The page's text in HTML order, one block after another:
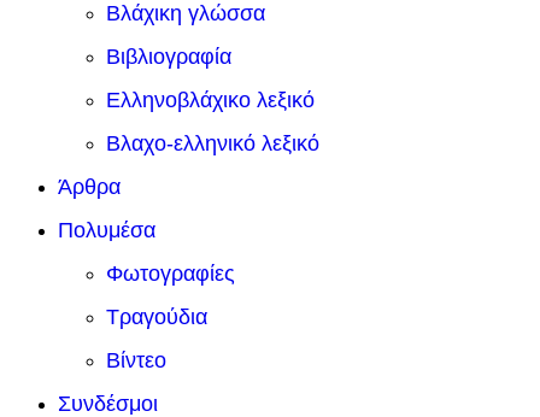
Βλάχικη γλώσσα
Βιβλιογραφία
Ελληνοβλάχικο λεξικό
Βλαχο-ελληνικό λεξικό
Άρθρα
Πολυμέσα
Φωτογραφίες
Τραγούδια
Βίντεο
Συνδέσμοι